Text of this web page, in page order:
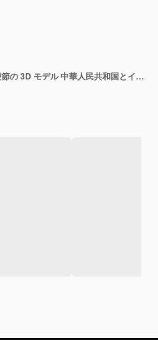
デザイナーのための背景 国慶節の 3D モデル 中華人民共和国とイギリスの国旗